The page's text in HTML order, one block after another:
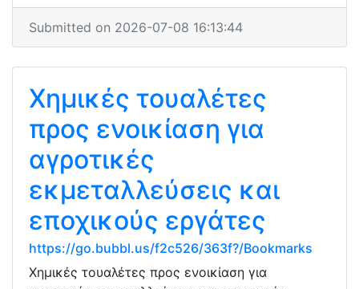
Submitted on 2026-07-08 16:13:44
Χημικές τουαλέτες
προς ενοικίαση για
αγροτικές
εκμεταλλεύσεις και
εποχικούς εργάτες
https://go.bubbl.us/f2c526/363f?/Bookmarks
Χημικές τουαλέτες προς ενοικίαση για